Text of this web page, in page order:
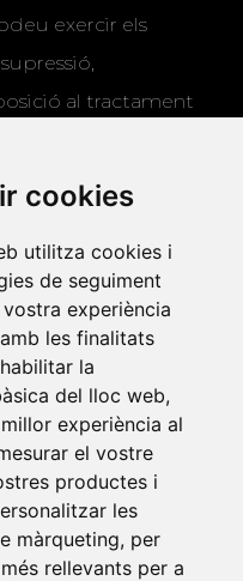
cookies
utilitza cookies i
de seguiment
experiència
les finalitats
la
del lloc web,
experiència al
el vostre
productes i
les
màrqueting, per
rellevants per a
exercir els
al tractament
Podeu
i
de dades
consentiu que
per a enviar-vos
i activitats que